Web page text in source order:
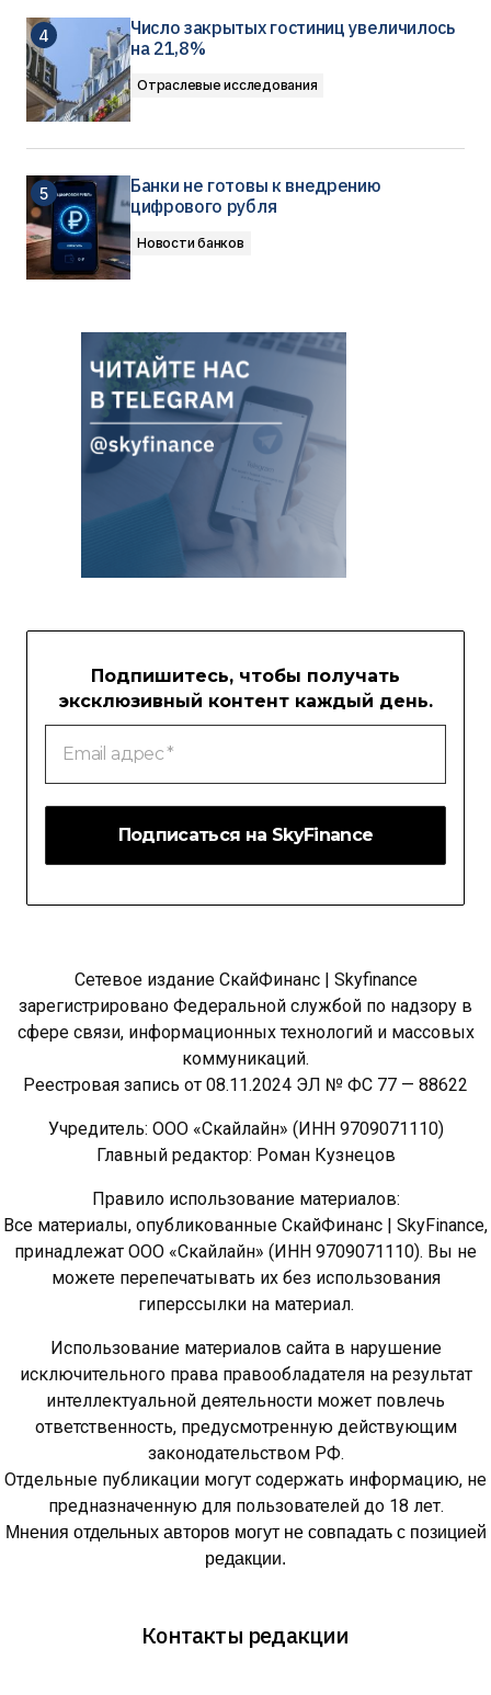
Число закрытых гостиниц увеличилось
на 21,8%
Отраслевые исследования
Банки не готовы к внедрению
цифрового рубля
Новости банков
Подпишитесь, чтобы получать
эксклюзивный контент каждый день.
Email
адрес
Сетевое издание СкайФинанс | Skyfinance
зарегистрировано Федеральной службой по надзору в
сфере связи, информационных технологий и массовых
коммуникаций.
Реестровая запись от 08.11.2024 ЭЛ № ФС 77 — 88622
Учредитель: ООО «Скайлайн» (ИНН 9709071110)
Главный редактор: Роман Кузнецов
Правило использование материалов:
Все материалы, опубликованные СкайФинанс | SkyFinance,
принадлежат ООО «Скайлайн» (ИНН 9709071110). Вы не
можете перепечатывать их без использования
гиперссылки на материал.
Использование материалов сайта в нарушение
исключительного права правообладателя на результат
интеллектуальной деятельности может повлечь
ответственность, предусмотренную действующим
законодательством РФ.
Отдельные публикации могут содержать информацию, не
предназначенную для пользователей до 18 лет.
Мнения отдельных авторов могут не совпадать с позицией
редакции.
Контакты редакции